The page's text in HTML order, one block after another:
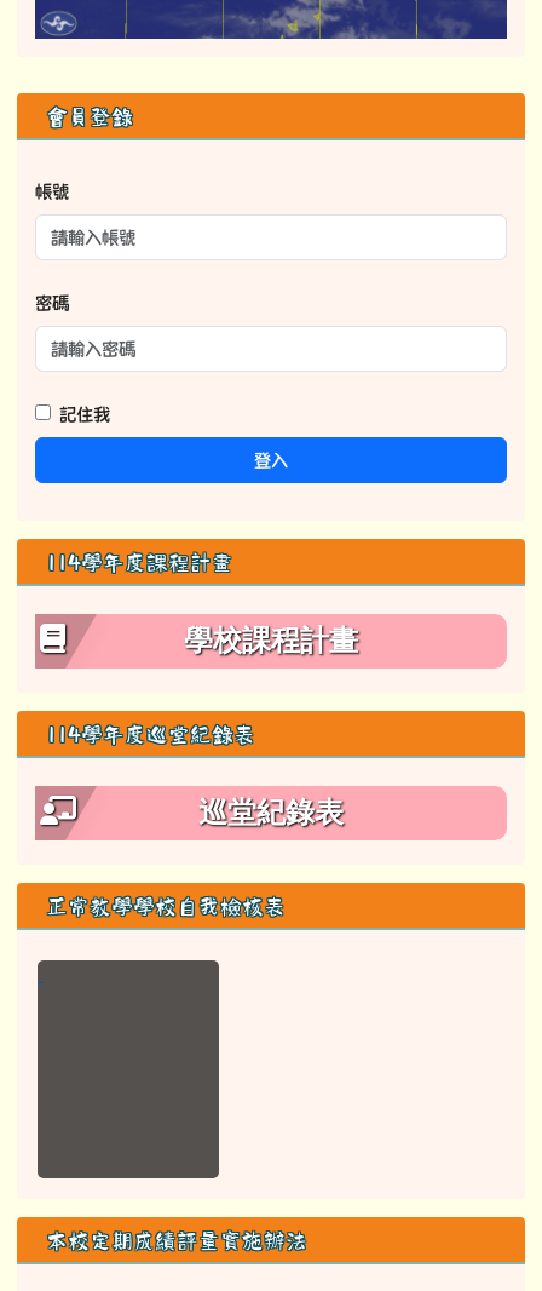
右邊區域內容
會員登錄
帳號
密碼
記住我
登入
114學年度課程計畫
學校課程計畫
114學年度巡堂紀錄表
巡堂紀錄表
正常教學學校自我檢核表
本校定期成績評量實施辦法